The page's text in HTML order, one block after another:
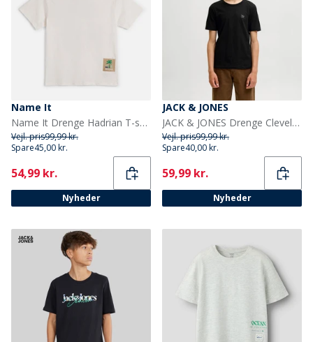
Name It
Name It Drenge Hadrian T-shirt Cloud Dancer/Football
Vejl. pris99,99 kr.
Spare45,00 kr.
Current
54,99 kr.
Nyheder
JACK & JONES
JACK & JONES Drenge Cleveland T-shirt Sort
Vejl. pris99,99 kr.
Spare40,00 kr.
Current
59,99 kr.
Nyheder